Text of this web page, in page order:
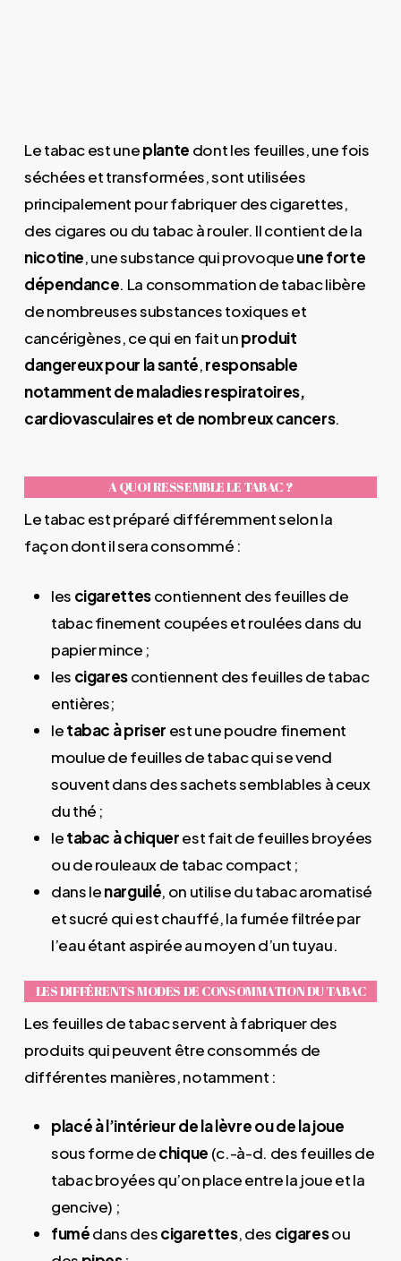
Le tabac est uneplante dont les feuilles, une fois
séchées et transformées, sont utilisées
principalement pour fabriquer des cigarettes,
des cigares ou du tabac à rouler. Il contient de la
nicotine, une substance qui provoqueune forte
dépendance. La consommation de tabac libère
de nombreuses substances toxiques et
cancérigènes, ce qui en fait unproduit
dangereux pour la santé,responsable
notamment de maladies respiratoires,
cardiovasculaires et de nombreux cancers.
A QUOI RESSEMBLE LE TABAC ?
Le tabac est préparé différemment selon la
façon dont il sera consommé :
les cigarettescontiennent des feuilles de
tabac finement coupées et roulées dans du
papier mince ;
les cigarescontiennent des feuilles de tabac
entières;
letabac à priser est une poudre finement
moulue de feuilles de tabac qui se vend
souvent dans des sachets semblables à ceux
du thé ;
letabac à chiquerest fait de feuilles broyées
ou de rouleaux de tabac compact ;
dans lenarguilé, on utilise du tabac aromatisé
et sucré qui est chauffé, la fumée filtrée par
l’eau étant aspirée au moyen d’un tuyau.
LES DIFFÉRENTS MODES DE CONSOMMATION DU TABAC
Les feuilles de tabac servent à fabriquer des
produits qui peuvent être consommés de
différentes manières, notamment :
placé à l’intérieur de la lèvre ou de la joue
sous forme dechique (c.-à-d. des feuilles de
tabac broyées qu’on place entre la joue et la
gencive) ;
fumédans descigarettes, des cigaresou